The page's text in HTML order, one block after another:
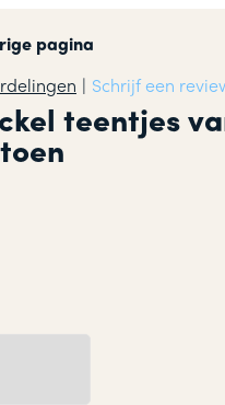
pagina
| Schrijf een
teentjes